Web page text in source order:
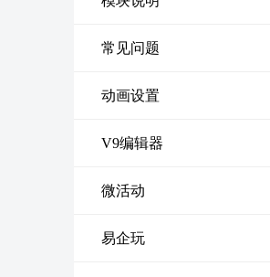
常见问题
动画设置
V9编辑器
微活动
易企玩